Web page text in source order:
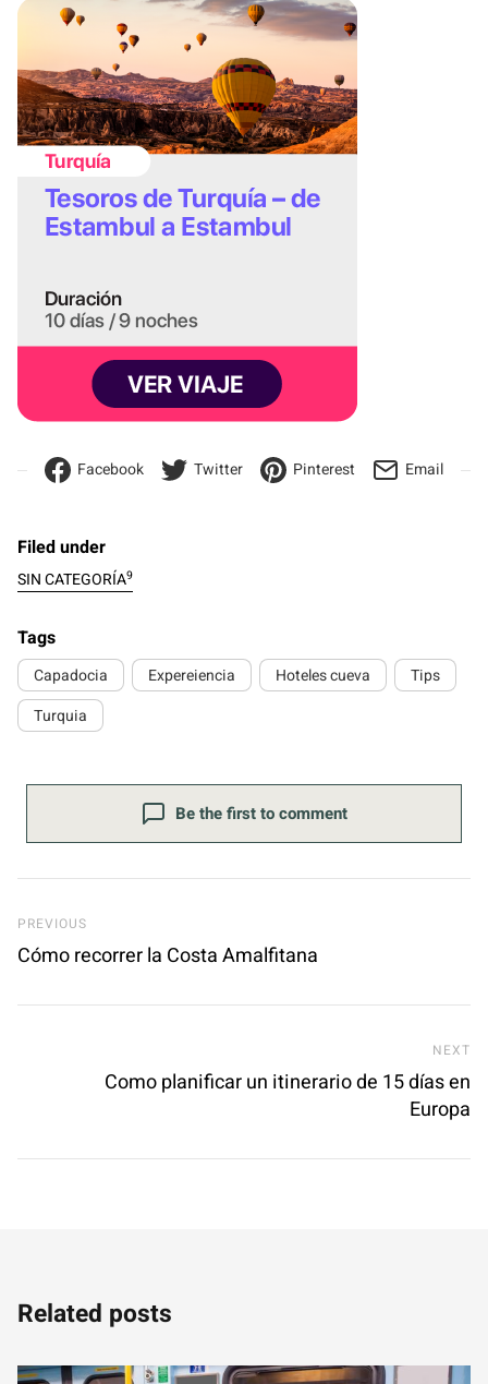
Facebook Twitter Pinterest Email
Filed under
SIN CATEGORÍA9
Tags
Capadocia Expereiencia Hoteles cueva
Tips
Turquia
Be the first to comment
Previous Post
PREVIOUS
Cómo recorrer la Costa Amalfitana
NEXT
Como planificar un itinerario de 15 días en
Europa
Related posts